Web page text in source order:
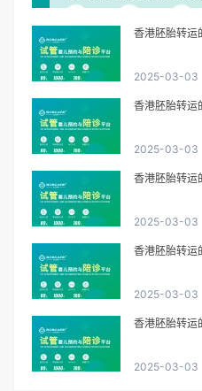
香港胚胎转运
2025-03-03
香港胚胎转运
2025-03-03
香港胚胎转运
2025-03-03
香港胚胎转运
2025-03-03
香港胚胎转运
2025-03-03